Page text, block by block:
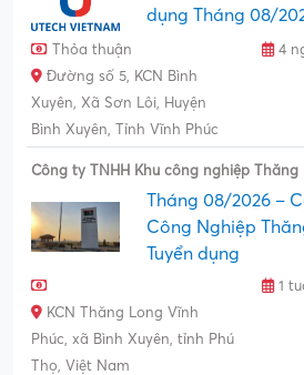
dụng Tháng 08/
Thỏa thuận
4
Đường số 5, KCN Bình
Xuyên, Xã Sơn Lôi, Huyện
Bình Xuyên, Tỉnh Vĩnh Phúc
Công ty TNHH Khu công nghiệp Thăng
Tháng 08/2026 –
Công Nghiệp
Tuyển dụng
1
KCN Thăng Long Vĩnh
Phúc, xã Bình Xuyên, tỉnh Phú
Thọ, Việt Nam